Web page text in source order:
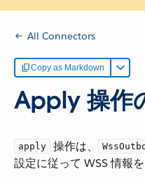
All Connectors
Copy as Markdown
Apply 操作
apply ​ 操作は、​
設定に従って WSS 情報